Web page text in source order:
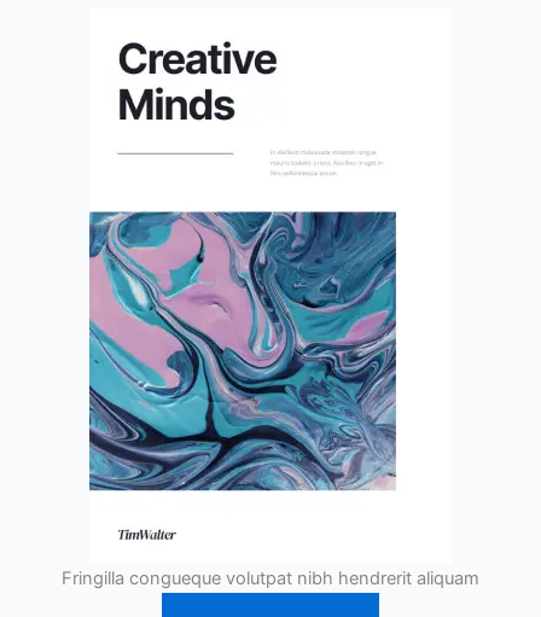
Fringilla congueque volutpat nibh hendrerit aliquam